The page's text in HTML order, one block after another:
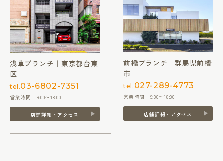
浅草ブランチ｜東京都台東
区
tel.03-6802-7351
営業時間 9:00〜18:00
店舗詳細・アクセス
前橋ブランチ｜群馬県前橋
市
tel. 027-289-4773
営業時間 9:00〜18:00
店舗詳細・アクセス